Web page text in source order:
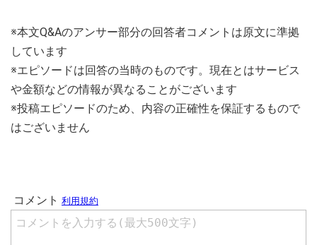
※本文Q&Aのアンサー部分の回答者コメントは原文に準拠
しています
※エピソードは回答の当時のものです。現在とはサービス
や金額などの情報が異なることがございます
※投稿エピソードのため、内容の正確性を保証するもので
はございません